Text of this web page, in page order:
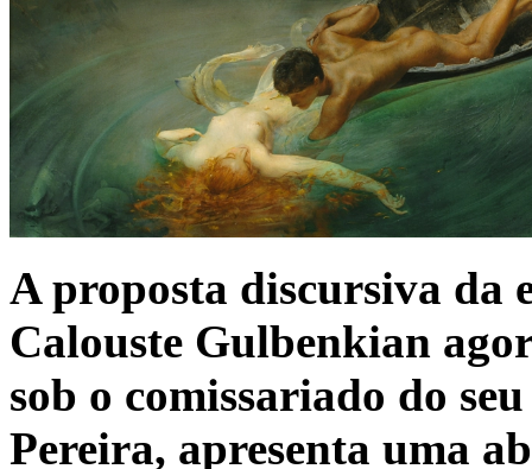
A proposta discursiva da
Calouste Gulbenkian
sob o comissariado do
Pereira, apresenta uma